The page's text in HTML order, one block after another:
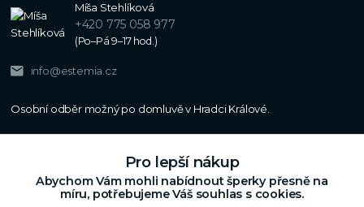
Míša Stehlíková
+420 775 058 977
(Po–Pá 9–17 hod.)
info@estemia.cz
Pro lepší nákup
Abychom Vám mohli nabídnout šperky přesně na
míru, potřebujeme Váš souhlas s cookies.